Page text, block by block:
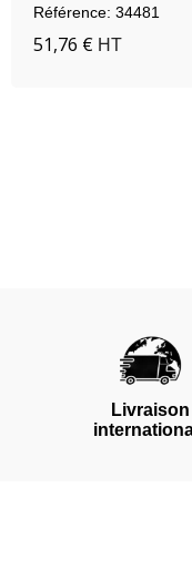
Référence: 34481
51,76 € HT
Livraison